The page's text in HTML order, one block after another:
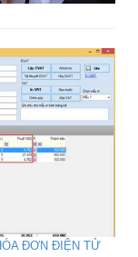
ĐƠN ĐIỆN TỬ